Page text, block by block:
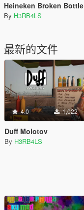
Heineken Broken Bottle
By H3RB4LS
最新的文件
4.0 1,022
Duff Molotov
By H3RB4LS